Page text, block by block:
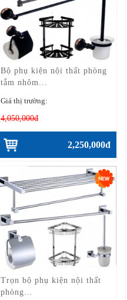
Bộ phụ kiện nội thất phòng
tắm nhôm...
Giá thị trường:
4,050,000đ
2,250,000đ
Trọn bộ phụ kiện nội thất
phòng...